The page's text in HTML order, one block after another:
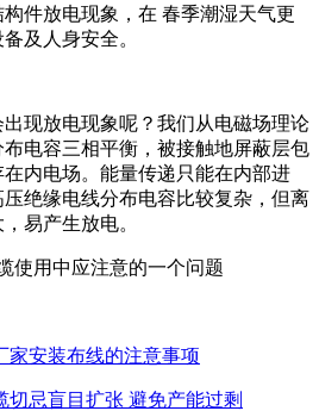
件放电现象，在 春季潮湿天气更
及人身安全。
放电现象呢？我们从电磁场理论
电容三相平衡，被接触地屏蔽层包
内电场。能量传递只能在内部进
绝缘电线分布电容比较复杂，但离
易产生放电。
家安装布线的注意事项
切忌盲目扩张 避免产能过剩